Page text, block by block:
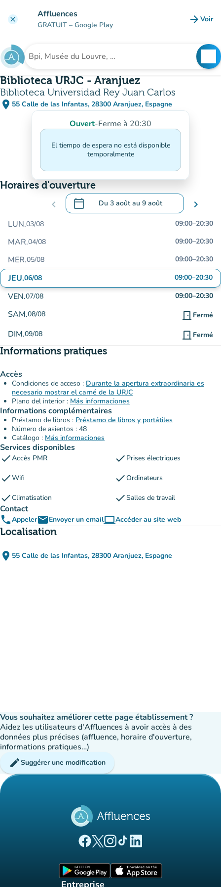
clear Affluences
GRATUIT – Google Play arrow_forward Voir
Rechercher un établissement
Biblioteca URJC - Aranjuez
Biblioteca Universidad Rey Juan Carlos
place 55 Calle de las Infantas, 28300 Aranjuez, Espagne
(ouvrir dans Google Maps)
(nouvel onglet)
Ouvert-Ferme à 20:30
El tiempo de espera no está disponible
temporalmente
Horaires d'ouverture
chevron_left calendar_today Du 3 aoûtau 9 août
.Ouvrir le calendrier pour changer de
chevron_right
LUN.03/08 09:00–20:30
MAR.04/08 09:00–20:30
MER.05/08 09:00–20:30
JEU.06/08 09:00–20:30
VEN.07/08 09:00–20:30
SAM.08/08 door_front Fermé
DIM.09/08 door_front Fermé
Informations pratiques
Accès
Condiciones de acceso : Durante la apertura extraordinaria es
necesario mostrar el carné de la URJC
Plano del interior : Más informaciones
Informations complémentaires
Préstamo de libros : Préstamo de libros y portátiles
Número de asientos : 48
Catálogo : Más informaciones
Services disponibles
checkAccès PMR check Prises électriques
checkWifi checkOrdinateurs
checkClimatisation checkSalles de travail
Contact
phoneAppeleremailEnvoyer un emailcomputerAccéder au site web
(nouvel onglet)
Localisation
place 55 Calle de las Infantas, 28300 Aranjuez, Espagne
(ouvrir dans Google Maps)
(nouvel onglet)
Vous souhaitez améliorer cette page établissement ?
Aidez les utilisateurs d'Affluences à avoir accès à des
données plus précises (affluence, horaire d'ouverture,
informations pratiques…)
editSuggérer une modification
(nouvel onglet)
(nouvel onglet)
(nouvel onglet)
(nouvel onglet)
(nouvel onglet)
Entreprise